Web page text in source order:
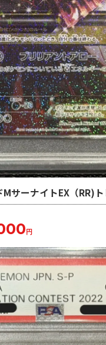
サーナイトEX（RR)
円